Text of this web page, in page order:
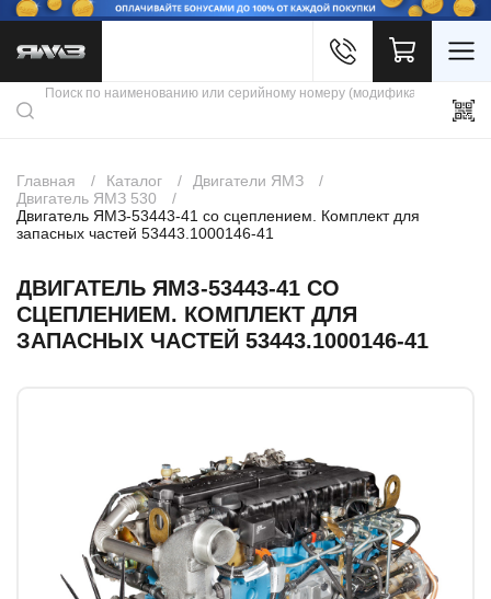
Каталог продукции
Скидки
Контакты
Главная Каталог
Двигатели ЯМЗ
Двигатель ЯМЗ 530
Двигатель ЯМЗ-53443-41 со сцеплением. Комплект для
запасных частей 53443.1000146-41
ДВИГАТЕЛЬ ЯМЗ-53443-41 СО
СЦЕПЛЕНИЕМ. КОМПЛЕКТ ДЛЯ
ЗАПАСНЫХ ЧАСТЕЙ 53443.1000146-41